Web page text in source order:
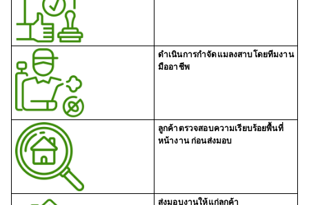
ดำเนินการกำจัดแมลงสาบโดยทีมงาน
มืออาชีพ
ลูกค้าตรวจสอบความเรียบร้อยพื้นที่
หน้างาน ก่อนส่งมอบ
ส่งมอบงานให้แก่ลูกค้า